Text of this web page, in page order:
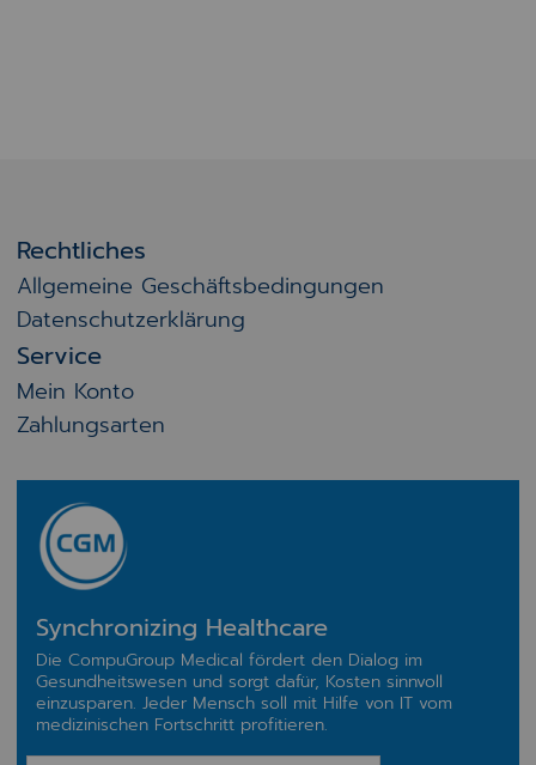
Rechtliches
Allgemeine Geschäftsbedingungen
Datenschutzerklärung
Service
Mein Konto
Zahlungsarten
Synchronizing Healthcare
Die CompuGroup Medical fördert den Dialog im
Gesundheitswesen und sorgt dafür, Kosten sinnvoll
einzusparen. Jeder Mensch soll mit Hilfe von IT vom
medizinischen Fortschritt profitieren.